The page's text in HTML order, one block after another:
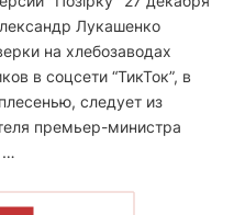
Лукашенко
на хлебозаводах
в соцсети “ТикТок”, в
следует из
премьер-министра
…